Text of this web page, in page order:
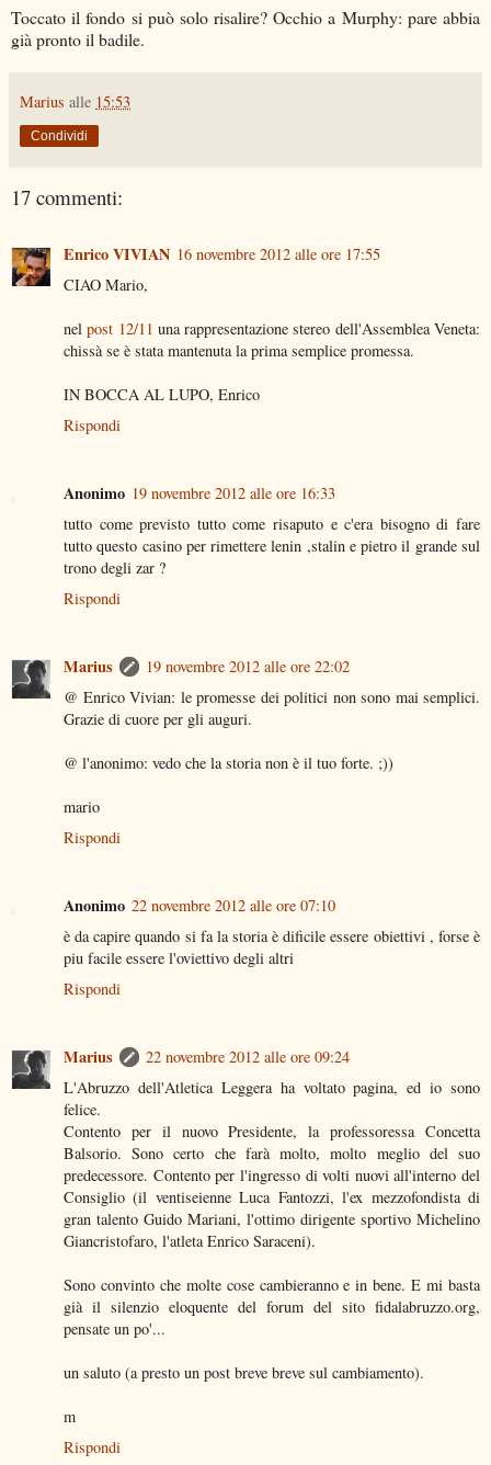
Toccato il fondo si può solo risalire? Occhio a Murphy: pare abbia
già pronto il badile.
Marius alle 15:53
Condividi
17 commenti:
Enrico VIVIAN 16 novembre 2012 alle ore 17:55
CIAO Mario,
nelpost 12/11 una rappresentazione stereo dell'Assemblea Veneta:
chissà se è stata mantenuta la prima semplice promessa.
IN BOCCA AL LUPO, Enrico
Rispondi
Anonimo 19 novembre 2012 alle ore 16:33
tutto come previsto tutto come risaputo e c'era bisogno di fare
tutto questo casino per rimettere lenin ,stalin e pietro il grande sul
trono degli zar ?
Rispondi
Marius
19 novembre 2012 alle ore 22:02
@ Enrico Vivian: le promesse dei politici non sono mai semplici.
Grazie di cuore per gli auguri.
@ l'anonimo: vedo che la storia non è il tuo forte. ;))
mario
Rispondi
Anonimo 22 novembre 2012 alle ore 07:10
è da capire quando si fa la storia è dificile essere obiettivi , forse è
piu facile essere l'oviettivo degli altri
Rispondi
Marius
22 novembre 2012 alle ore 09:24
L'Abruzzo dell'Atletica Leggera ha voltato pagina, ed io sono
felice.
Contento per il nuovo Presidente, la professoressa Concetta
Balsorio. Sono certo che farà molto, molto meglio del suo
predecessore. Contento per l'ingresso di volti nuovi all'interno del
Consiglio (il ventiseienne Luca Fantozzi, l'ex mezzofondista di
gran talento Guido Mariani, l'ottimo dirigente sportivo Michelino
Giancristofaro, l'atleta Enrico Saraceni).
Sono convinto che molte cose cambieranno e in bene. E mi basta
già il silenzio eloquente del forum del sito fidalabruzzo.org,
pensate un po'...
un saluto (a presto un post breve breve sul cambiamento).
m
Rispondi